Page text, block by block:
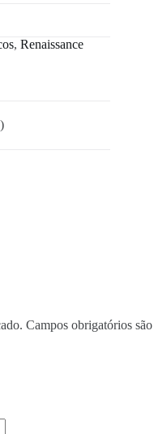
, Renaissance
Campos obrigatórios são